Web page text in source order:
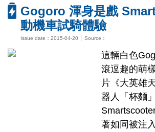
Gogoro 渾身是戲
動機車試騎體驗
Issue date：2015-04-20 │ Source：
這輛白色
滾逗趣的萌
片《大英雄
器人「杯麵
著如同被注